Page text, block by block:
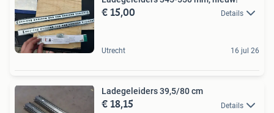
€ 15,00 Details
Utrecht 16 jul 26
Ladegeleiders 39,5/80 cm
€ 18,15 Details